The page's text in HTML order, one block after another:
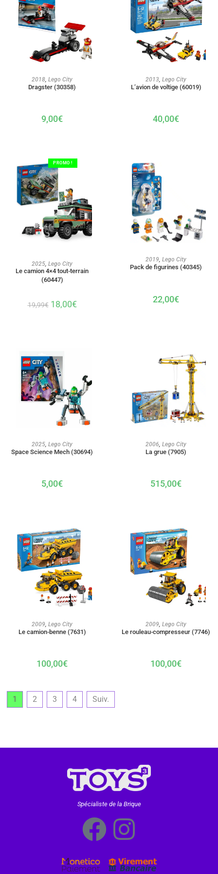
AJOUTER AU PANIER
2018 Lego City
Dragster (30358)
9,00€
AJOUTER AU PANIER
2013 Lego City
L’avion de voltige (60019)
40,00€
PROMO !
AJOUTER AU PANIER
2025 Lego City
Le camion 4×4 tout-terrain
(60447)
19,99€ 18,00€
AJOUTER AU PANIER
2019, Lego City
Pack de figurines (40345)
22,00€
AJOUTER AU PANIER
2025, Lego City
Space Science Mech (30694)
5,00€
AJOUTER AU PANIER
2006 Lego City
La grue (7905)
515,00€
AJOUTER AU PANIER
2009 Lego City
Le camion-benne (7631)
100,00€
AJOUTER AU PANIER
2009 Lego City
Le rouleau-compresseur (7746)
100,00€
1 2 3 4 Suiv.
Spécialiste de la Brique